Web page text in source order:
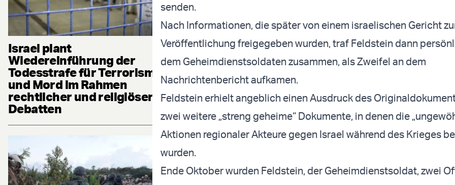
Israel plant
Wiedereinführung der
Todesstrafe für Terrorismus
und Mord im Rahmen
rechtlicher und religiöser
Debatten
senden.
Nach Informationen, die später von einem israelischen Gericht
Veröffentlichung freigegeben wurden, traf Feldstein dann
dem Geheimdienstsoldaten zusammen, als Zweifel an dem
Nachrichtenbericht aufkamen.
Feldstein erhielt angeblich einen Ausdruck des
zwei weitere „streng geheime“ Dokumente, in denen die
Aktionen regionaler Akteure gegen Israel während des Krieges
wurden.
Ende Oktober wurden Feldstein, der Geheimdienstsoldat, zwei